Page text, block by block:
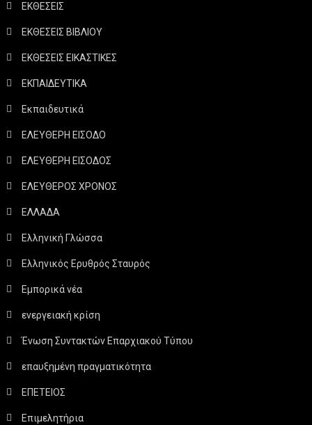
ΕΚΘΕΣΕΙΣ
ΕΚΘΕΣΕΙΣ ΒΙΒΛΙΟΥ
ΕΚΘΕΣΕΙΣ ΕΙΚΑΣΤΙΚΕΣ
ΕΚΠΑΙΔΕΥΤΙΚΑ
Εκπαιδευτικά
ΕΛΕΥΘΕΡΗ ΕΙΣΟΔΟ
ΕΛΕΥΘΕΡΗ ΕΙΣΟΔΟΣ
ΕΛΕΥΘΕΡΟΣ ΧΡΟΝΟΣ
ΕΛΛΑΔΑ
Ελληνική Γλώσσα
Ελληνικός Ερυθρός Σταυρός
Εμπορικά νέα
ενεργειακή κρίση
Ένωση Συντακτών Επαρχιακού Τύπου
επαυξημένη πραγματικότητα
ΕΠΕΤΕΙΟΣ
Επιμελητήρια